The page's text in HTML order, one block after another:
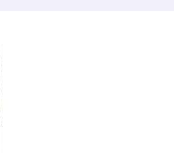
構桿.拉桿